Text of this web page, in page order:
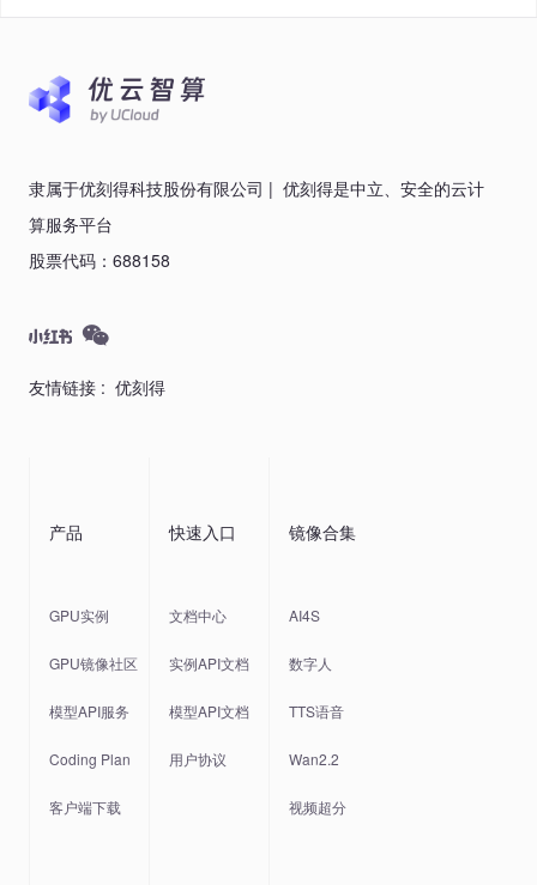
隶属于优刻得科技股份有限公司 | 优刻得是中立、安全的云计
算服务平台
股票代码：688158
友情链接 : 优刻得
产品
GPU实例
GPU镜像社区
模型API服务
Coding Plan
客户端下载
快速入口
文档中心
实例API文档
模型API文档
用户协议
镜像合集
AI4S
数字人
TTS语音
Wan2.2
视频超分